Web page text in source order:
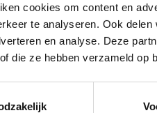
cookies om content en
te analyseren. Ook
en analyse. Deze
die ze hebben verzameld op
spelen dezelfde vragen:
AI gebruiken?
en betrouwbaar?
van de informatie?
zijn gevoelig?